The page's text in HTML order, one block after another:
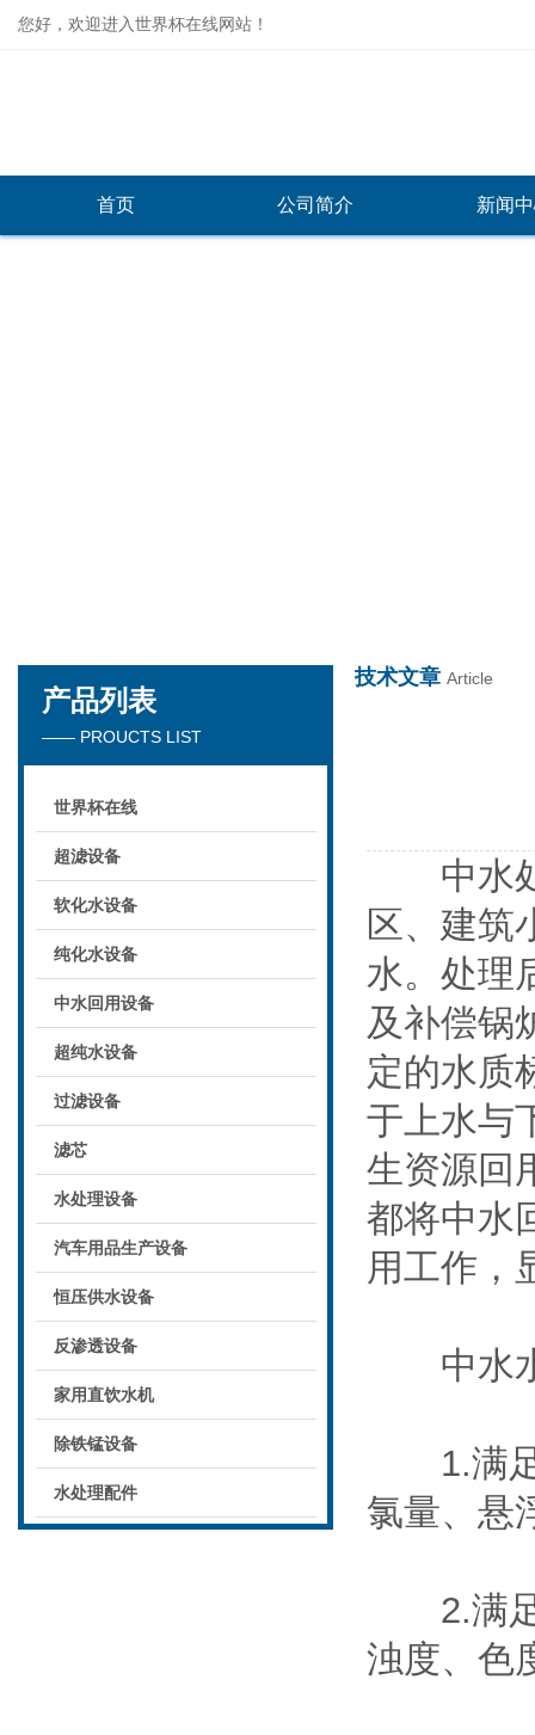
您好，欢迎进入世界杯在线网站！
首页 公司简介 新闻
产品列表
—— PROUCTS LIST
世界杯在线
超滤设备
软化水设备
纯化水设备
中水回用设备
超纯水设备
过滤设备
滤芯
水处理设备
汽车用品生产设备
恒压供水设备
反渗透设备
家用直饮水机
除铁锰设备
水处理配件
技术文章 Article
中水处
区、建筑
水。处理
及补偿锅
定的水质
于上水与
生资源回
都将中水
用工作，
中水水
1.满足
氯量、悬
2.满足
浊度、色